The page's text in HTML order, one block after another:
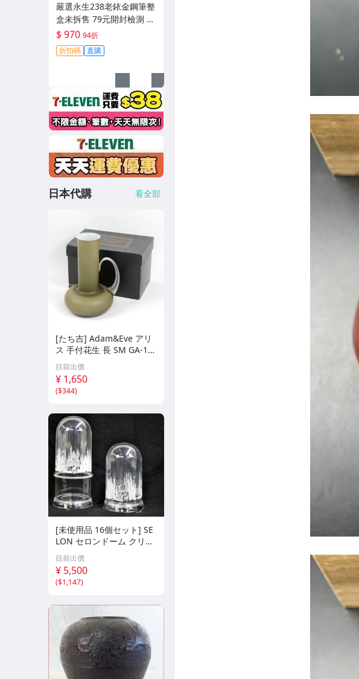
嚴選永生238老銥金鋼筆整
盒未拆售 79元開封檢測 中
古收藏推薦 鋉絲鋼筆 永生
鋼筆 原廠鋼筆
$ 970 94折
折扣碼 直購
日本代購 看全部
[たち吉] Adam&Eve アリ
ス 手付花生 長 SM GA-10
6 高さ24cm
目前出價
¥ 1,650
($344)
[未使用品 16個セット] SE
LON セロンドーム クリア
ー 120L プリント アダプ
ター付 フラワーアレンジ
デコレート フィギュア 高
さ約21/28cm
目前出價
¥ 5,500
($1,147)